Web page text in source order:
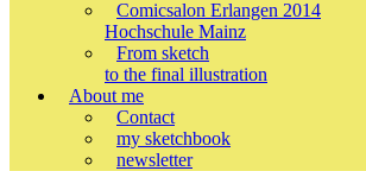
Comicsalon Erlangen 2014
Hochschule Mainz
From sketch
to the final illustration
About me
Contact
my sketchbook
newsletter